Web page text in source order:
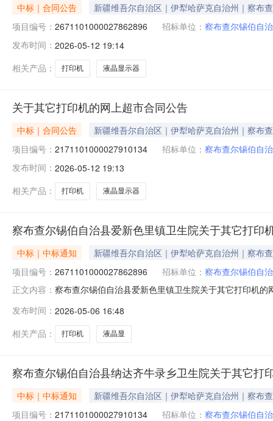
中标｜合同公告
新疆维吾尔自治区｜伊犁哈萨克自治州｜察布
项目编号： 2671101000027862896 招标单位： 察布查尔锡伯自
发布时间： 2026-05-12 19:14
相关产品：
打印机 液晶显示器
关于其它打印机的网上超市合同公告
中标｜合同公告
新疆维吾尔自治区｜伊犁哈萨克自治州｜察布
项目编号： 2171101000027910134 招标单位： 察布查尔锡伯自
发布时间： 2026-05-12 19:13
相关产品：
打印机 液晶显示器
察布查尔锡伯自治县爱新色里镇卫生院关于其它打印
中标｜中标通知
新疆维吾尔自治区｜伊犁哈萨克自治州｜察布
项目编号： 2671101000027862896 招标单位： 察布查尔锡伯自
正文内容： 察布查尔锡伯自治县爱新色里镇卫生院关于其它打印机
（元）:项目所在行政区划编码:654022项目所在行政区
发布时间： 2026-05-06 16:48
相关产品：
打印机 液晶显
察布查尔锡伯自治县纳达齐牛录乡卫生院关于其它打
中标｜中标通知
新疆维吾尔自治区｜伊犁哈萨克自治州｜察布
项目编号： 2171101000027910134 招标单位： 察布查尔锡伯自